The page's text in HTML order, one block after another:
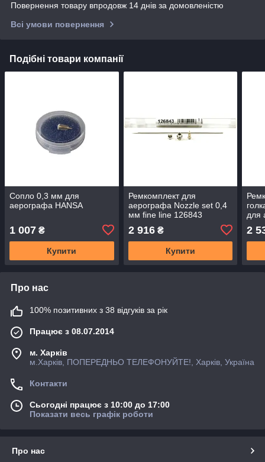
Повернення товару впродовж 14 днів за домовленістю
Всі умови повернення
Подібні товари компанії
Сопло 0,3 мм для
аерографа HANSA
1 007 ₴
Купити
Ремкомплект для
аерографа Nozzle set 0,4
мм fine line 126843
2 916₴
Купити
для
2
Про нас
100% позитивних з 38 відгуків за рік
Працює з 08.07.2014
м. Харків
м.Харків, ПОПЕРЕДНЬО ТЕЛЕФОНУЙТЕ!, Харків, Україна
Контакти
Сьогодні працює з 10:00 до 17:00
Показати весь графік роботи
Про нас